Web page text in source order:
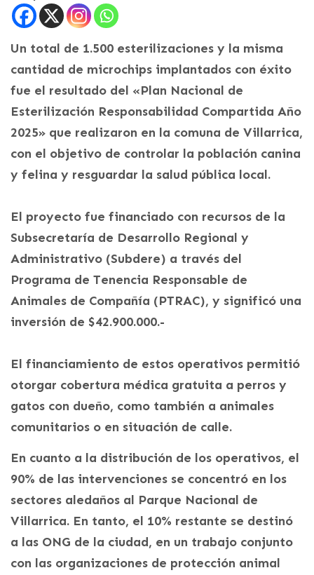
Un total de 1.500 esterilizaciones y la misma
cantidad de microchips implantados con éxito
fue el resultado del «Plan Nacional de
Esterilización Responsabilidad Compartida Año
2025» que realizaron en la comuna de Villarrica,
con el objetivo de controlar la población canina
y felina y resguardar la salud pública local.
El proyecto fue financiado con recursos de la
Subsecretaría de Desarrollo Regional y
Administrativo (Subdere) a través del
Programa de Tenencia Responsable de
Animales de Compañía (PTRAC), y significó una
inversión de $42.900.000.-
El financiamiento de estos operativos permitió
otorgar cobertura médica gratuita a perros y
gatos con dueño, como también a animales
comunitarios o en situación de calle.
En cuanto a la distribución de los operativos, el
90% de las intervenciones se concentró en los
sectores aledaños al Parque Nacional de
Villarrica. En tanto, el 10% restante se destinó
a las ONG de la ciudad, en un trabajo conjunto
con las organizaciones de protección animal